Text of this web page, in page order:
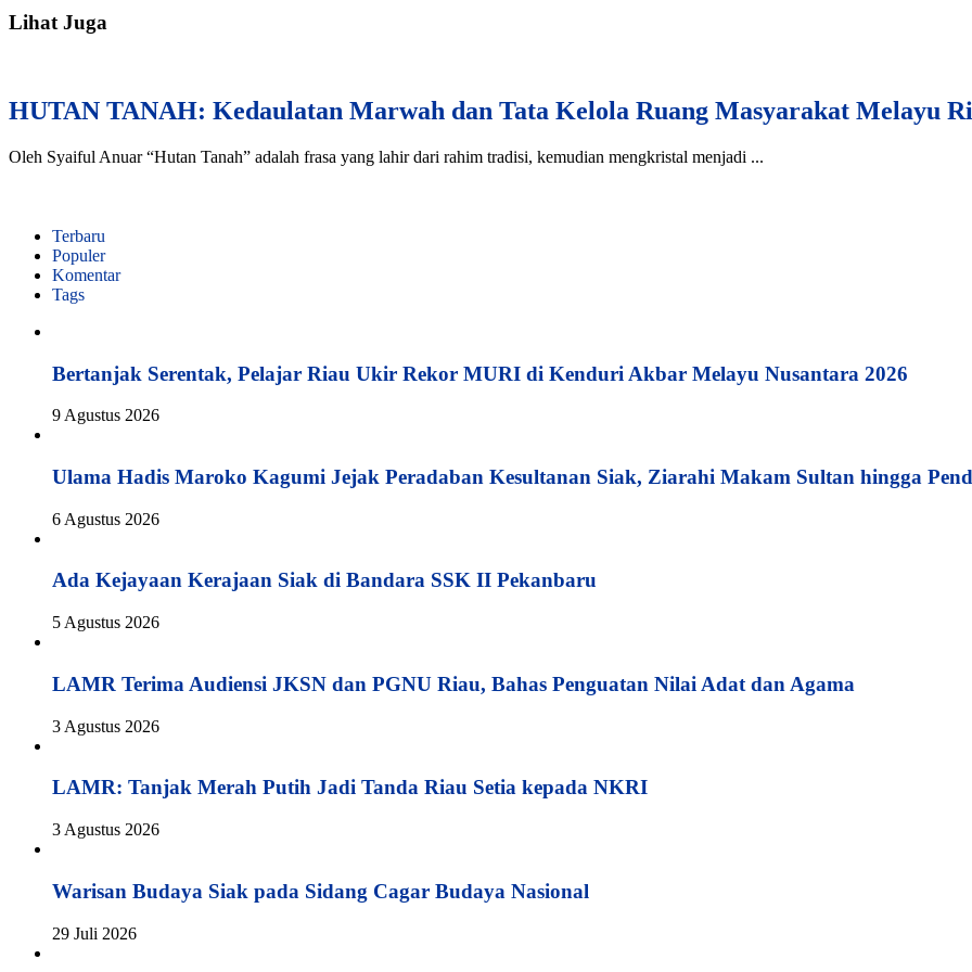
Lihat Juga
HUTAN TANAH: Kedaulatan Marwah dan Tata Kelola Ruang Masyarakat Melayu
Oleh Syaiful Anuar “Hutan Tanah” adalah frasa yang lahir dari rahim tradisi, kemudian mengkristal menjadi ...
Terbaru
Populer
Komentar
Tags
Bertanjak Serentak, Pelajar Riau Ukir Rekor MURI di Kenduri Akbar Melayu Nusantara 2026
9 Agustus 2026
Ulama Hadis Maroko Kagumi Jejak Peradaban Kesultanan Siak, Ziarahi Makam Sultan hingga
6 Agustus 2026
Ada Kejayaan Kerajaan Siak di Bandara SSK II Pekanbaru
5 Agustus 2026
LAMR Terima Audiensi JKSN dan PGNU Riau, Bahas Penguatan Nilai Adat dan Agama
3 Agustus 2026
LAMR: Tanjak Merah Putih Jadi Tanda Riau Setia kepada NKRI
3 Agustus 2026
Warisan Budaya Siak pada Sidang Cagar Budaya Nasional
29 Juli 2026